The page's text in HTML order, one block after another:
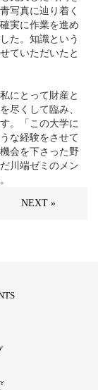
写真に辿り着く
実に作業を進め
た。知識という
ていただいたと
にとって財産と
尽くして臨み、
。「この大学に
な経験をさせて
会を下さった野
川端ゼミのメン
NEXT »